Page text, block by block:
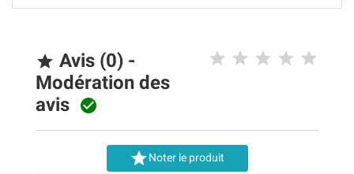
 Avis (0) -
Modération des
avis 
Noter le produit